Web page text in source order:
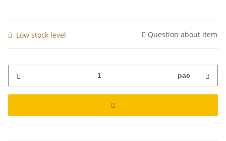
Low stock level Question about item
pac